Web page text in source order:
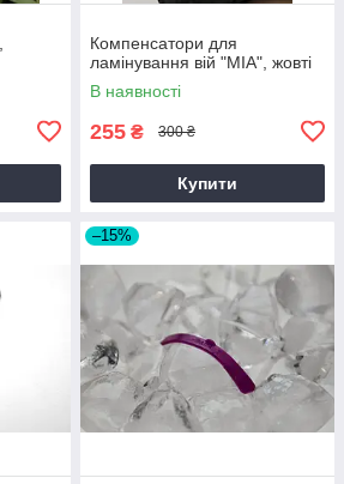
Компенсатори для
ламінування вій "MIA", жовті
В наявності
255 ₴ 300 ₴
Купити
–15%